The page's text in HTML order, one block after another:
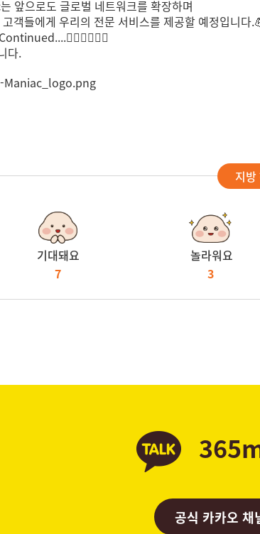
앞으로도 글로벌 네트워크를 확장하며
객들에게 우리의 전문 서비스를 제공할 예정입니다.
🏃‍♀️🏃‍♀️🏃‍♀️
다.
지
기대돼요
7
놀라워요
3
공식 카카오 채